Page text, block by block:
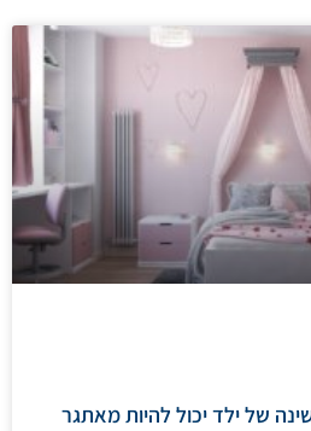
של ילד יכול להיות מאתגר